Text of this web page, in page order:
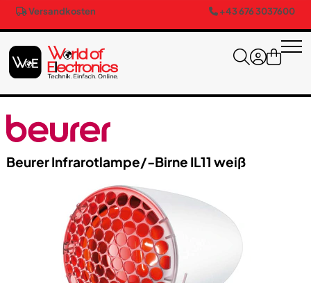
Versandkosten +43 676 3037600
Beurer Infrarotlampe/​-Birne IL11 weiß